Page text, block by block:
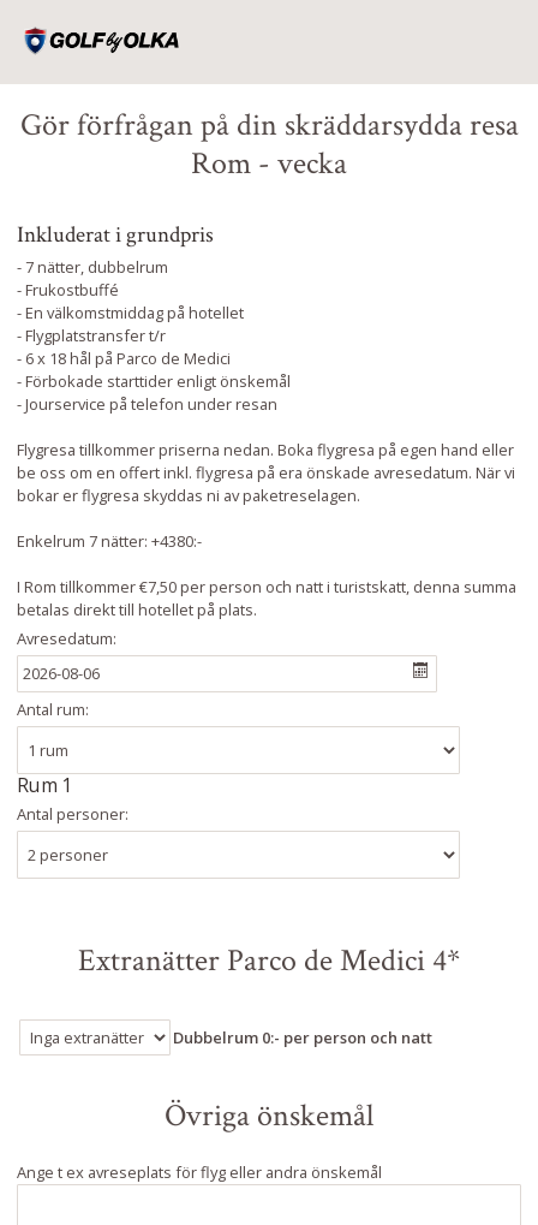
Gör förfrågan på din skräddarsydda resa
Rom - vecka
Inkluderat i grundpris
- 7 nätter, dubbelrum
- Frukostbuffé
- En välkomstmiddag på hotellet
- Flygplatstransfer t/r
- 6 x 18 hål på Parco de Medici
- Förbokade starttider enligt önskemål
- Jourservice på telefon under resan
Flygresa tillkommer priserna nedan. Boka flygresa på egen hand eller
be oss om en offert inkl. flygresa på era önskade avresedatum. När vi
bokar er flygresa skyddas ni av paketreselagen.
Enkelrum 7 nätter: +4380:-
I Rom tillkommer €7,50 per person och natt i turistskatt, denna summa
betalas direkt till hotellet på plats.
Avresedatum:
Antal rum:
Rum 1
Antal personer:
Extranätter Parco de Medici 4*
Dubbelrum 0:- per person och natt
Övriga önskemål
Ange t ex avreseplats för flyg eller andra önskemål